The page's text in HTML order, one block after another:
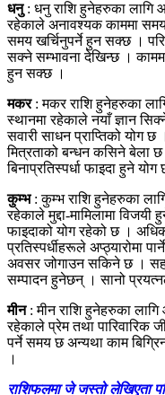
धनु: धनु राशि हुनेहरुका लागि
रहेकाले अनावश्यक काममा समय
समय खर्चिनुपर्ने हुन सक्छ ।
सक्ने सम्भावना देखिन्छ ।
हुन सक्छ ।
मकर: मकर राशि हुनेहरुका
स्थानमा रहेकाले नयाँ ज्ञान
सवारी साधन प्राप्तिको योग
मित्रताको बन्धन कसिने बेला
बिनाप्रतिस्पर्धा फाइदा हुने योग
कुम्भ: कुम्भ राशि हुनेहरुका
रहेकाले मुद्दा-मामिलामा विजयी
फाइदाको योग रहेको छ ।
प्रतिस्पर्धीहरूले अप्ठ्यारोमा
अवसर जोगाउन सकिने छ ।
सम्पादन हुनेछन् । सानो
मीन: मीन राशि हुनेहरुका लागि
रहेकाले प्रेम तथा पारिवारिक
पर्ने समय छ अन्यथा काम
।
राशिफलमा जे जस्तो लेखिएता